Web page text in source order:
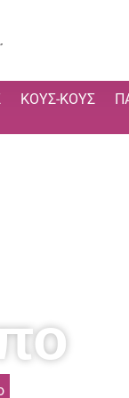
ΚΟΥΣ-ΚΟΥΣ